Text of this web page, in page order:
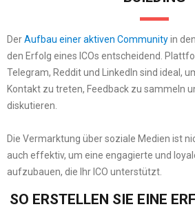
DerAufbau einer aktiven Communityin
den Erfolg eines ICOs entscheidend.
Telegram, Reddit und LinkedIn sind ideal,
Kontakt zu treten, Feedback zu sammeln
diskutieren.
Die Vermarktung über soziale Medien ist
auch effektiv, um eine engagierte und
aufzubauen, die Ihr ICO unterstützt.
SO ERSTELLEN SIE EINE